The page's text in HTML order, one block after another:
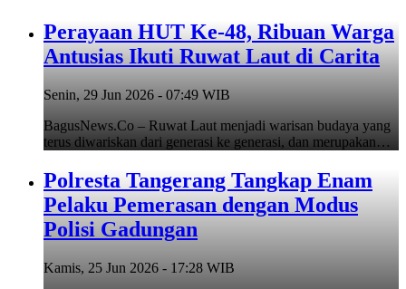
Perayaan HUT Ke-48, Ribuan Warga
Antusias Ikuti Ruwat Laut di Carita
Senin, 29 Jun 2026 - 07:49 WIB
BagusNews.Co – Ruwat Laut menjadi warisan budaya yang
terus diwariskan dari generasi ke generasi, dan merupakan…
Polresta Tangerang Tangkap Enam
Pelaku Pemerasan dengan Modus
Polisi Gadungan
Kamis, 25 Jun 2026 - 17:28 WIB